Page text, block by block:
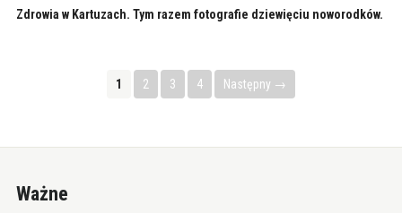
Zdrowia w Kartuzach. Tym razem fotografie dziewięciu noworodków.
1 2 3 4 Następny →
Ważne